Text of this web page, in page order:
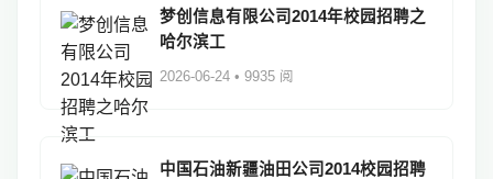
梦创信息有限公司2014年校园招聘之
哈尔滨工
2026-06-24 • 9935 阅
中国石油新疆油田公司2014校园招聘